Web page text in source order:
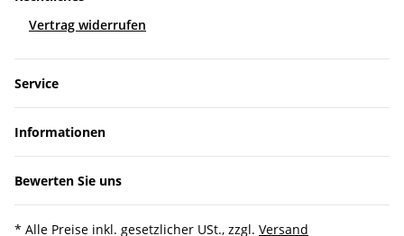
Vertrag widerrufen
Service
Informationen
Bewerten Sie uns
* Alle Preise inkl. gesetzlicher USt., zzgl. Versand